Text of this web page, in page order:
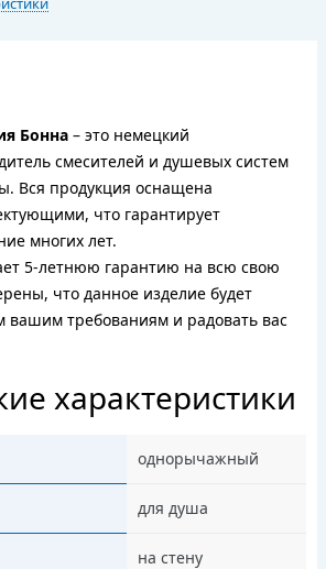
Бонна – это немецкий
смесителей и душевых систем
Вся продукция оснащена
что гарантирует
многих лет.
5-летнюю гарантию на всю свою
что данное изделие будет
вашим требованиям и радовать вас
характеристики
однорычажный
для душа
на стену